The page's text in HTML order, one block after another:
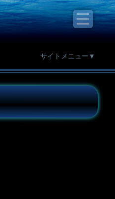
サイトメニュー▼